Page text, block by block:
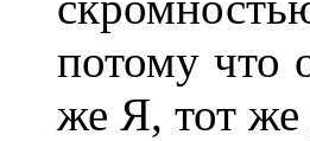
потому что
же Я, тот